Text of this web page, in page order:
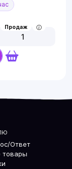
Продаж
1
Ответ
товары